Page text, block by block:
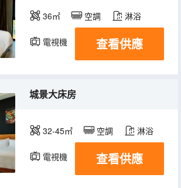
36㎡ 空調 淋浴
電視機 冰箱
查看供應
城景大床房
32-45㎡ 空調 淋浴
電視機 冰箱
查看供應